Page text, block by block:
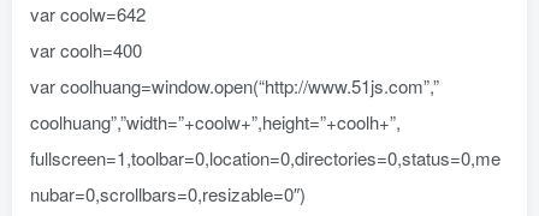
var coolw=642
var coolh=400
var coolhuang=window.open(“http://www.51js.com”,”
coolhuang”,”width=”+coolw+”,height=”+coolh+”,
fullscreen=1,toolbar=0,location=0,directories=0,status=0,me
nubar=0,scrollbars=0,resizable=0″)